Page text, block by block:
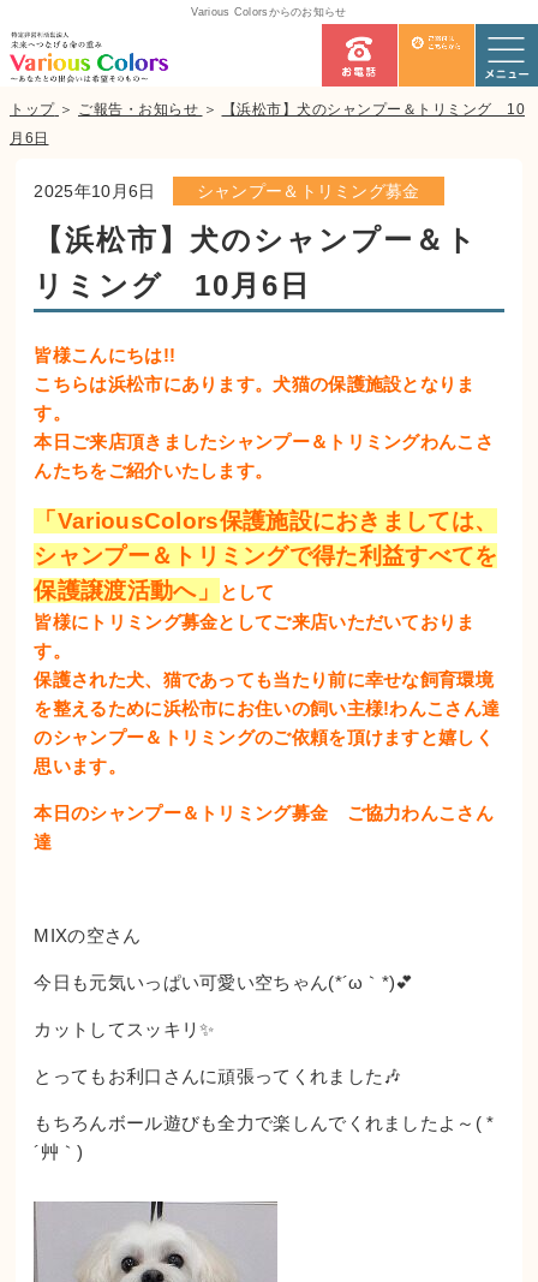
Various Colorsからのお知らせ
トップ ＞ ご報告・お知らせ ＞
【浜松市】犬のシャンプー＆トリミング 10
月6日
2025年10月6日 シャンプー＆トリミング募金
【浜松市】犬のシャンプー＆ト
リミング 10月6日
皆様こんにちは!!
こちらは浜松市にあります。犬猫の保護施設となりま
す。
本日ご来店頂きましたシャンプー＆トリミングわんこさ
んたちをご紹介いたします。
「VariousColors保護施設におきましては、
シャンプー＆トリミングで得た利益すべてを
保護譲渡活動へ」
として
皆様にトリミング募金としてご来店いただいておりま
す。
保護された犬、猫であっても当たり前に幸せな飼育環境
を整えるために浜松市にお住いの飼い主様!わんこさん達
のシャンプー＆トリミングのご依頼を頂けますと嬉しく
思います。
本日のシャンプー＆トリミング募金 ご協力わんこさん
達
MIXの空さん
今日も元気いっぱい可愛い空ちゃん(*´ω｀*)💕
カットしてスッキリ✨
とってもお利口さんに頑張ってくれました🎶
もちろんボール遊びも全力で楽しんでくれましたよ～( *
´艸｀)